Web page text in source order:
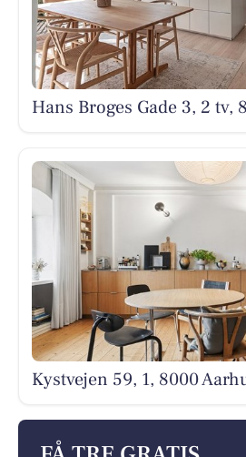
Hans Broges Gade 3, 2 tv,
Kystvejen 59, 1, 8000